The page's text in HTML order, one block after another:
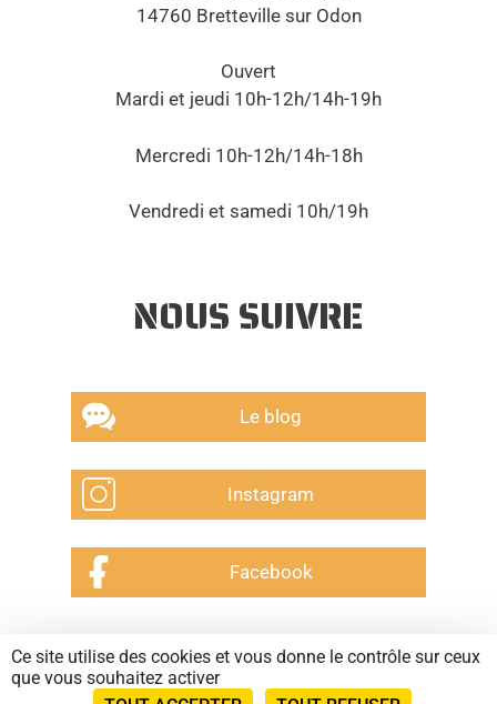
14760 Bretteville sur Odon
Ouvert
Mardi et jeudi 10h-12h/14h-19h
Mercredi 10h-12h/14h-18h
Vendredi et samedi 10h/19h
NOUS SUIVRE
Le blog
Instagram
Facebook
Ce site utilise des cookies et vous donne le contrôle sur ceux
que vous souhaitez activer